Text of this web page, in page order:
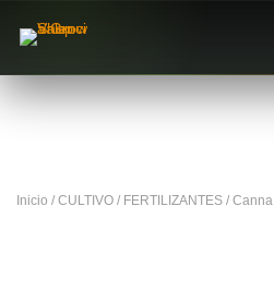
Inicio / CULTIVO / FERTILIZANTES / Canna